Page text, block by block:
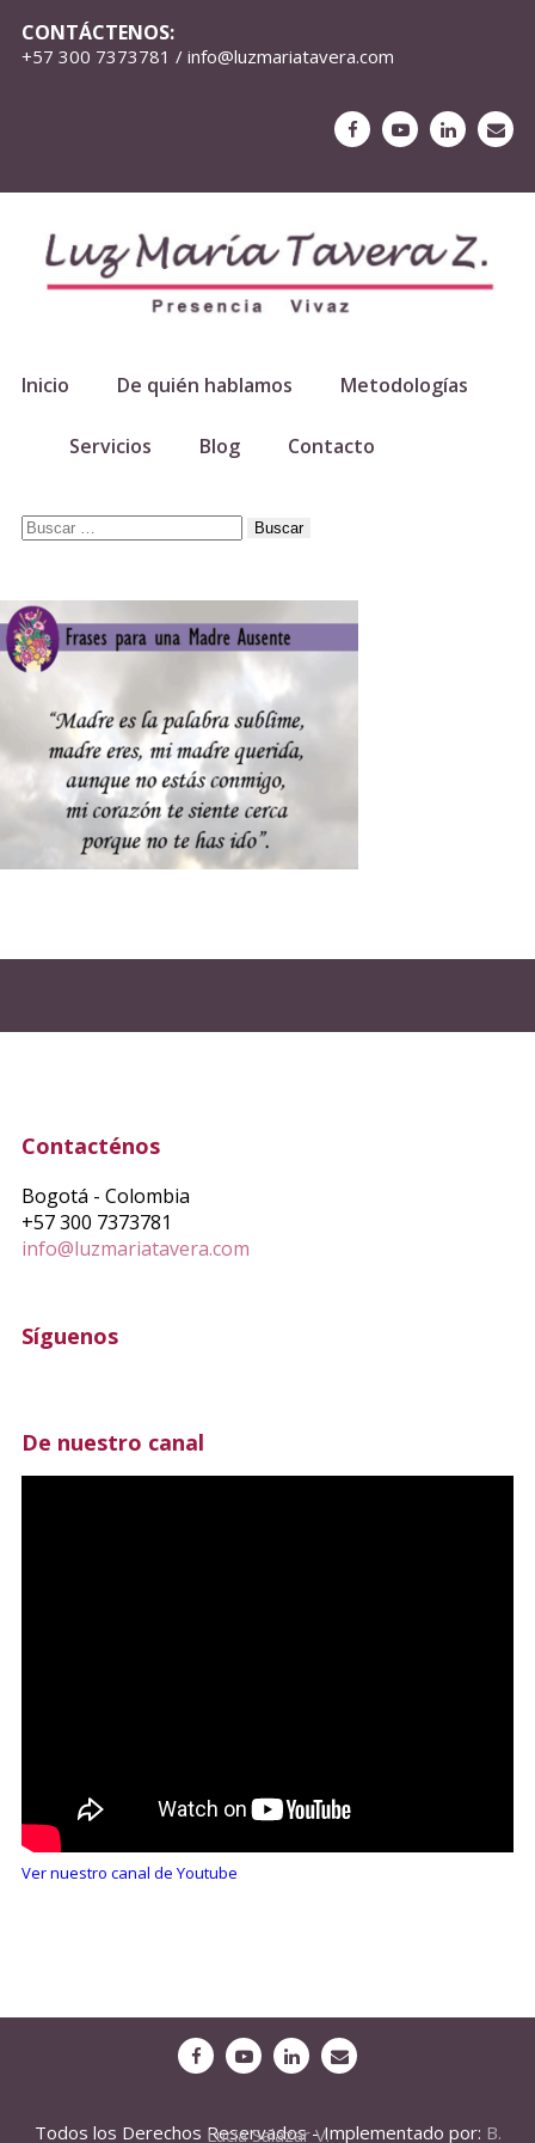
CONTÁCTENOS:
+57 300 7373781 / info@luzmariatavera.com
Inicio De quién hablamos Metodologías
Servicios Blog Contacto
Buscar:
Contacténos
Bogotá - Colombia
+57 300 7373781
info@luzmariatavera.com
Síguenos
De nuestro canal
Ver nuestro canal de Youtube
Todos los Derechos Reservados - Implementado por:
B. Lucia Salazar V.